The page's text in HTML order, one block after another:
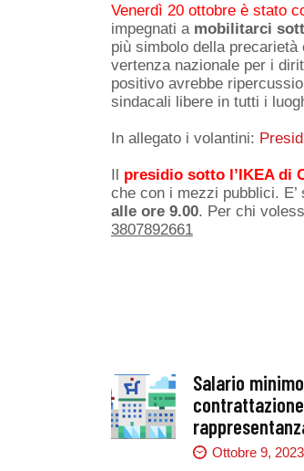
Venerdì 20 ottobre è stato
impegnati a mobilitarci
più simbolo della precarietà
vertenza nazionale per i
positivo avrebbe
sindacali libere in tutti i
In allegato i volantini:
Il presidio sotto l’IKEA di
che con i mezzi pubblici.
alle ore 9.00. Per chi
3807892661
Salario
Ottobre 9, 2023